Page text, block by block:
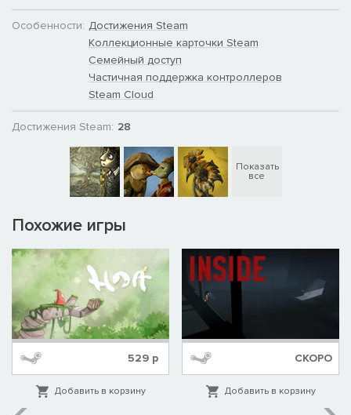
Особенности: Достижения Steam
Коллекционные карточки Steam
Семейный доступ
Частичная поддержка контроллеров
Steam Cloud
Достижения Steam: 28
Показать
все
Похожие игры
529 р
Добавить в корзину
СКОРО
Добавить в корзину